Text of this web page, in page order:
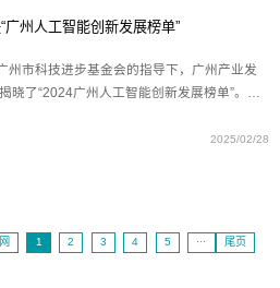
州人工智能创新发展榜单”
州市科技进步基金会的指导下，广州产业发
晓了“2024广州人工智能创新发展榜单”。网
创新应用场景中的示范引领作用。图为网思
2025/02/28
1 2 3 4 5 ··· 尾页